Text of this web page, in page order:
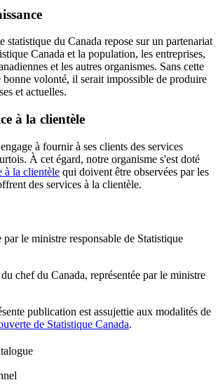
statistique du Canada repose sur un partenariat
Canada et la population, les entreprises,
et les autres organismes. Sans cette
bonne volonté, il serait impossible de produire
et actuelles.
à la clientèle
à fournir à ses clients des services
À cet égard, notre organisme s'est doté
à la clientèle qui doivent être observées par les
des services à la clientèle.
le ministre responsable de Statistique
chef du Canada, représentée par le ministre
publication est assujettie aux modalités de
de Statistique Canada.